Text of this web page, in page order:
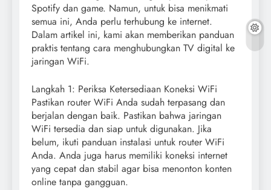
Spotify dan game. Namun, untuk bisa menikmati
semua ini, Anda perlu terhubung ke internet.
Dalam artikel ini, kami akan memberikan panduan
praktis tentang cara menghubungkan TV digital ke
jaringan WiFi.
Langkah 1: Periksa Ketersediaan Koneksi WiFi
Pastikan router WiFi Anda sudah terpasang dan
berjalan dengan baik. Pastikan bahwa jaringan
WiFi tersedia dan siap untuk digunakan. Jika
belum, ikuti panduan instalasi untuk router WiFi
Anda. Anda juga harus memiliki koneksi internet
yang cepat dan stabil agar bisa menonton konten
online tanpa gangguan.